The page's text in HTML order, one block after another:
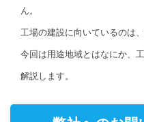
ん。
工場の建設に向いているのは
今回は用途地域とはなにか、
解説します。